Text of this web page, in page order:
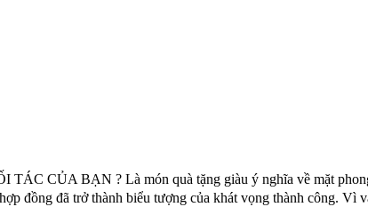
CỦA BẠN ? Là món quà tặng giàu ý nghĩa về mặt phong
đồng đã trở thành biểu tượng của khát vọng thành công. Vì